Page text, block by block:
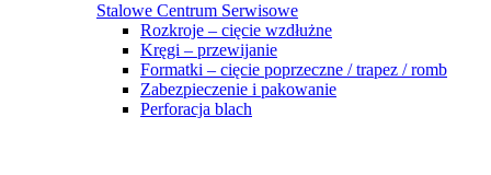
Stalowe Centrum Serwisowe
Rozkroje – cięcie wzdłużne
Kręgi – przewijanie
Formatki – cięcie poprzeczne / trapez / romb
Zabezpieczenie i pakowanie
Perforacja blach